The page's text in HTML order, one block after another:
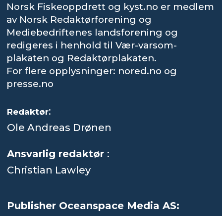
Norsk Fiskeoppdrett og kyst.no er medlem
av Norsk Redaktørforening og
Mediebedriftenes landsforening og
redigeres i henhold til Vær-varsom-
plakaten og Redaktørplakaten.
For flere opplysninger: nored.no og
presse.no
Redaktør:
Ole Andreas Drønen
Ansvarlig redaktør :
Christian Lawley
Publisher Oceanspace Media AS: